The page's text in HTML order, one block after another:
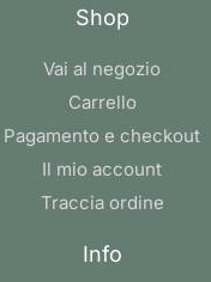
Shop
Vai al negozio
Carrello
Pagamento e checkout
Il mio account
Traccia ordine
Info